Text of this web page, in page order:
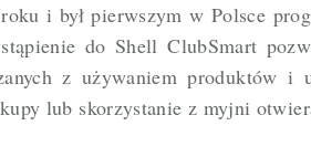
i był pierwszym w Polsce
do Shell ClubSmart
z używaniem produktów i
lub skorzystanie z myjni